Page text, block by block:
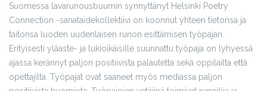
Suomessa lavarunousbuumin synnyttänyt Helsinki Poetry
Connection -sanataidekollektiivi on koonnut yhteen tietonsa ja
taitonsa luoden uudenlaisen runon esittämisen työpajan.
Erityisesti yläaste- ja lukioikäisille suunnattu työpaja on lyhyessä
ajassa kerännyt paljon positiivista palautetta sekä oppilailta että
opettajilta. Työpajat ovat saaneet myös mediassa paljon